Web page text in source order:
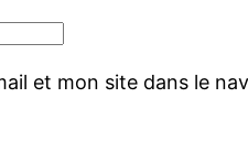
et mon site dans le